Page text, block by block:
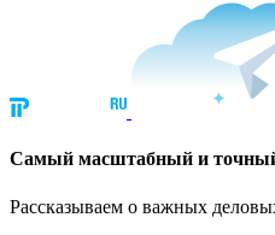
Cамый масштабный и
Рассказываем о важных